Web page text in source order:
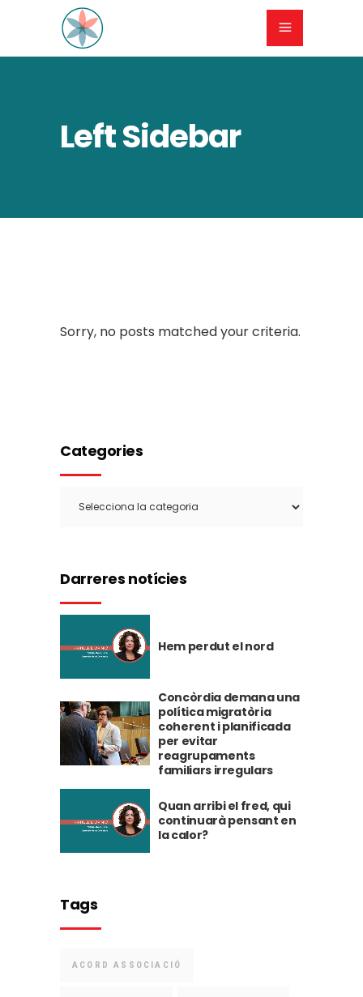
Left Sidebar
Sorry, no posts matched your criteria.
Categories
Darreres notícies
Hem perdut el nord
Concòrdia demana una
política migratòria
coherent i planificada
per evitar
reagrupaments
familiars irregulars
Quan arribi el fred, qui
continuarà pensant en
la calor?
Tags
ACORD ASSOCIACIÓ